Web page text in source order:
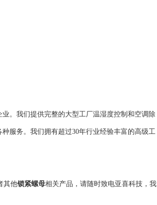
。我们提供完整的大型工厂温湿度控制和空调除
服务。我们拥有超过30年行业经验丰富的高级工
其他锁紧螺母相关产品，请随时致电亚喜科技，我